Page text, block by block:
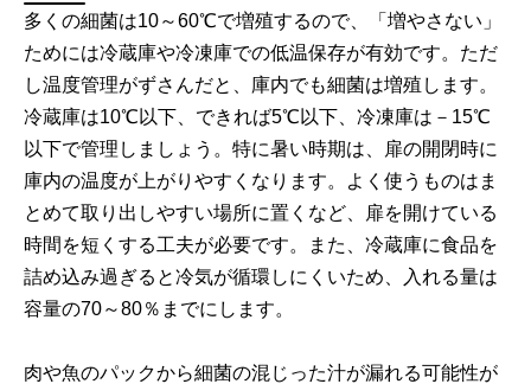
多くの細菌は10～60℃で増殖するので、「増やさない」
ためには冷蔵庫や冷凍庫での低温保存が有効です。ただ
し温度管理がずさんだと、庫内でも細菌は増殖します。
冷蔵庫は10℃以下、できれば5℃以下、冷凍庫は－15℃
以下で管理しましょう。特に暑い時期は、扉の開閉時に
庫内の温度が上がりやすくなります。よく使うものはま
とめて取り出しやすい場所に置くなど、扉を開けている
時間を短くする工夫が必要です。また、冷蔵庫に食品を
詰め込み過ぎると冷気が循環しにくいため、入れる量は
容量の70～80％までにします。
肉や魚のパックから細菌の混じった汁が漏れる可能性が